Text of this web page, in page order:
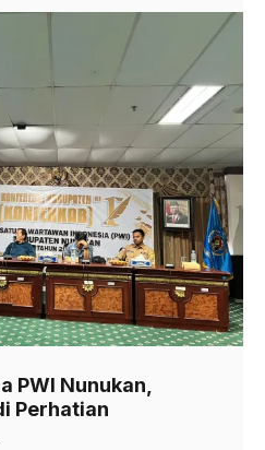
PWI Nunukan,
Perhatian